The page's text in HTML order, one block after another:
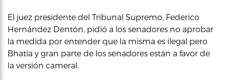
El juez presidente del Tribunal Supremo, Federico
Hernández Dentón, pidió a los senadores no aprobar
la medida por entender que la misma es ilegal pero
Bhatia y gran parte de los senadores están a favor de
la versión cameral.